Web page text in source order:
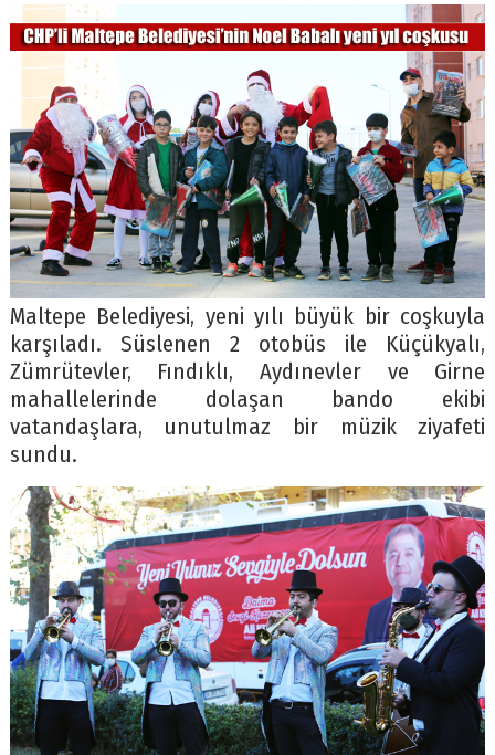
Maltepe Belediyesi, yeni yılı büyük bir coşkuyla
karşıladı. Süslenen 2 otobüs ile Küçükyalı,
Zümrütevler, Fındıklı, Aydınevler ve Girne
mahallelerinde dolaşan bando ekibi
vatandaşlara, unutulmaz bir müzik ziyafeti
sundu.